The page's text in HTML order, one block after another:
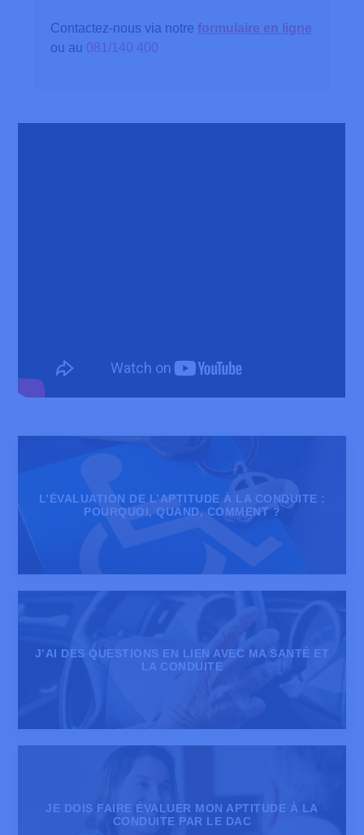
Contactez-nous via notreformulaire en ligne
ou au 081/140 400
L’ÉVALUATION DE L’APTITUDE À LA CONDUITE :
POURQUOI, QUAND, COMMENT ?
J’AI DES QUESTIONS EN LIEN AVEC MA SANTÉ ET
LA CONDUITE
JE DOIS FAIRE ÉVALUER MON APTITUDE À LA
CONDUITE PAR LE DAC